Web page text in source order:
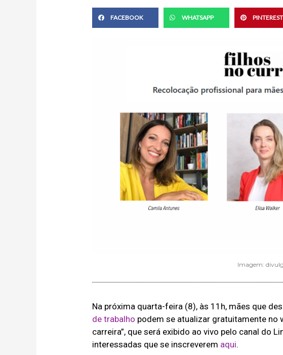
FACEBOOK WHATSAPP PINTEREST
Imagem:
Na próxima quarta-feira (8), às 11h, mães que
de trabalho podem se atualizar gratuitamente no
carreira”, que será exibido ao vivo pelo canal do
interessadas que se inscreverem aqui.